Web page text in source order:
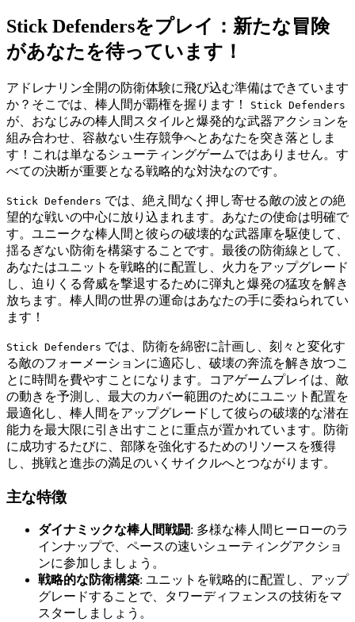
Stick Defendersをプレイ：新たな冒険
があなたを待っています！
アドレナリン全開の防衛体験に飛び込む準備はできています
か？そこでは、棒人間が覇権を握ります！
Stick Defenders
が、おなじみの棒人間スタイルと爆発的な武器アクションを
組み合わせ、容赦ない生存競争へとあなたを突き落としま
す！これは単なるシューティングゲームではありません。す
べての決断が重要となる戦略的な対決なのです。
Stick Defenders では、絶え間なく押し寄せる敵の波との絶
望的な戦いの中心に放り込まれます。あなたの使命は明確で
す。ユニークな棒人間と彼らの破壊的な武器庫を駆使して、
揺るぎない防衛を構築することです。最後の防衛線として、
あなたはユニットを戦略的に配置し、火力をアップグレード
し、迫りくる脅威を撃退するために弾丸と爆発の猛攻を解き
放ちます。棒人間の世界の運命はあなたの手に委ねられてい
ます！
Stick Defenders では、防衛を綿密に計画し、刻々と変化す
る敵のフォーメーションに適応し、破壊の奔流を解き放つこ
とに時間を費やすことになります。コアゲームプレイは、敵
の動きを予測し、最大のカバー範囲のためにユニット配置を
最適化し、棒人間をアップグレードして彼らの破壊的な潜在
能力を最大限に引き出すことに重点が置かれています。防衛
に成功するたびに、部隊を強化するためのリソースを獲得
し、挑戦と進歩の満足のいくサイクルへとつながります。
主な特徴
ダイナミックな棒人間戦闘: 多様な棒人間ヒーローのラ
インナップで、ペースの速いシューティングアクショ
ンに参加しましょう。
戦略的な防衛構築: ユニットを戦略的に配置し、アップ
グレードすることで、タワーディフェンスの技術をマ
スターしましょう。